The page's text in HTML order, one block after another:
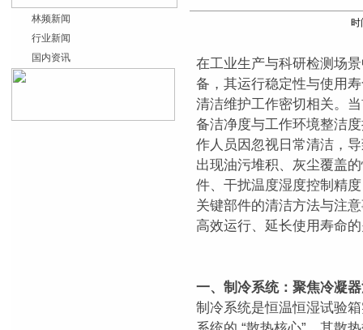
林频新闻
行业新闻
国内资讯
在工业生产与科研检测场
备，其运行稳定性与使用
清洁维护工作密切相关。
备洁净度与工作环境整洁
作人员因忽视日常清洁，
出现油污堆积、灰尘覆盖
件、干扰温度湿度控制精
关键部件的清洁方法与注
高效运行、延长使用寿命
一、制冷系统：聚焦冷凝
制冷系统是恒温恒湿试验